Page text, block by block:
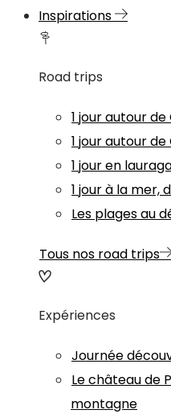
Inspirations
Road trips
1 jour autour
1 jour autour
1 jour en
1 jour à la mer,
Les plages au
Tous nos road trips
Expériences
Journée
Le château de
montagne